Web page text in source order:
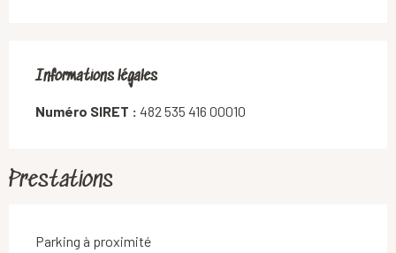
Informations légales
Informations légales
Numéro SIRET : 482 535 416 00010
Prestations
Parking à proximité